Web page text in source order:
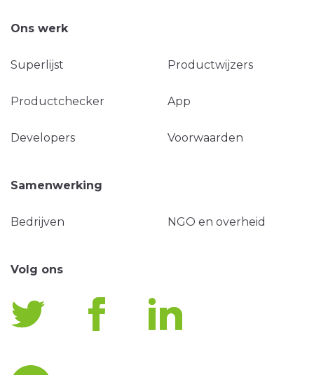
Ons werk
Superlijst Productwijzers
Productchecker App
Developers Voorwaarden
Samenwerking
Bedrijven NGO en overheid
Volg ons